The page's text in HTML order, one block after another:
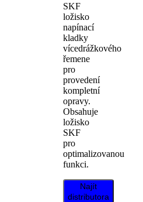
SKF
ložisko
napínací
kladky
vícedrážkového
řemene
pro
provedení
kompletní
opravy.
Obsahuje
ložisko
SKF
pro
optimalizovanou
funkci.
Najít
distributora